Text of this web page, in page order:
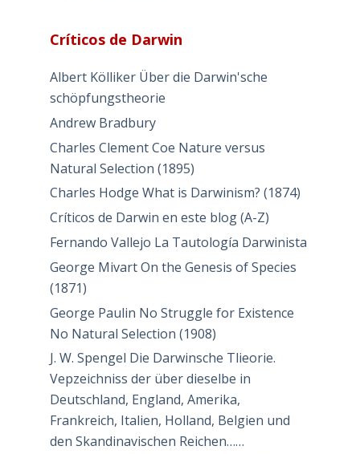
Críticos de Darwin
Albert Kölliker Über die Darwin'sche
schöpfungstheorie
Andrew Bradbury
Charles Clement Coe Nature versus
Natural Selection (1895)
Charles Hodge What is Darwinism? (1874)
Críticos de Darwin en este blog (A-Z)
Fernando Vallejo La Tautología Darwinista
George Mivart On the Genesis of Species
(1871)
George Paulin No Struggle for Existence
No Natural Selection (1908)
J. W. Spengel Die Darwinsche Tlieorie.
Vepzeichniss der über dieselbe in
Deutschland, England, Amerika,
Frankreich, Italien, Holland, Belgien und
den Skandinavischen Reichen……